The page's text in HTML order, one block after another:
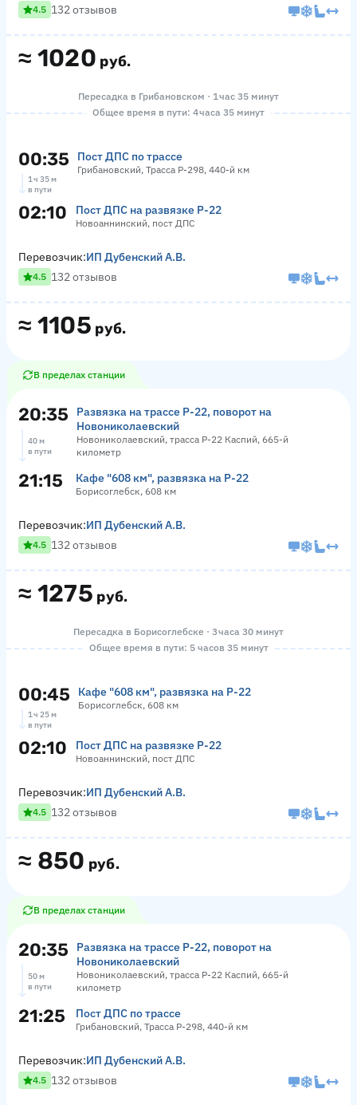
≈ 1020 руб.
4.5 132 отзывов
Пересадка в Грибановском · 1 час 35 минут
Общее время в пути: 4 часа 35 минут
00:35 Пост ДПС по трассе
Грибановский, Трасса Р-298, 440-й км
1 ч 35 м
в пути
02:10 Пост ДПС на развязке Р-22
Новоаннинский, пост ДПС
≈ 1105 руб.
Перевозчик:ИП Дубенский А.В.
4.5 132 отзывов
В пределах станции
20:35
Развязка на трассе Р-22, поворот на
Новониколаевский
Новониколаевский, трасса Р-22 Каспий, 665-й
километр
40 м
в пути
21:15 Кафе "608 км", развязка на Р-22
Борисоглебск, 608 км
≈ 1275 руб.
Перевозчик:ИП Дубенский А.В.
4.5 132 отзывов
Пересадка в Борисоглебске · 3 часа 30 минут
Общее время в пути: 5 часов 35 минут
00:45 Кафе "608 км", развязка на Р-22
Борисоглебск, 608 км
1 ч 25 м
в пути
02:10 Пост ДПС на развязке Р-22
Новоаннинский, пост ДПС
≈ 850 руб.
Перевозчик:ИП Дубенский А.В.
4.5 132 отзывов
В пределах станции
20:35
Развязка на трассе Р-22, поворот на
Новониколаевский
Новониколаевский, трасса Р-22 Каспий, 665-й
километр
50 м
в пути
21:25 Пост ДПС по трассе
Грибановский, Трасса Р-298, 440-й км
Перевозчик:ИП Дубенский А.В.
4.5 132 отзывов